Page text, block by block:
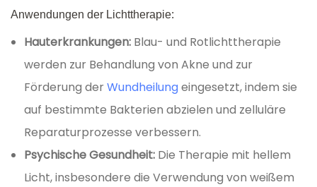
Anwendungen der Lichttherapie:
Hauterkrankungen: Blau- und Rotlichttherapie
werden zur Behandlung von Akne und zur
Förderung derWundheilungeingesetzt, indem sie
auf bestimmte Bakterien abzielen und zelluläre
Reparaturprozesse verbessern.
Psychische Gesundheit: Die Therapie mit hellem
Licht, insbesondere die Verwendung von weißem